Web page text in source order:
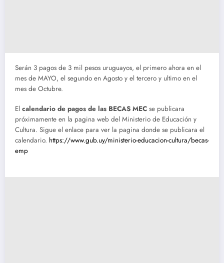
Serán 3 pagos de 3 mil pesos uruguayos, el primero ahora en el
mes de MAYO, el segundo en Agosto y el tercero y ultimo en el
mes de Octubre.
El calendario de pagos de las BECAS MEC se publicara
próximamente en la pagina web del Ministerio de Educación y
Cultura. Sigue el enlace para ver la pagina donde se publicara el
calendario. https://www.gub.uy/ministerio-educacion-cultura/becas-
emp